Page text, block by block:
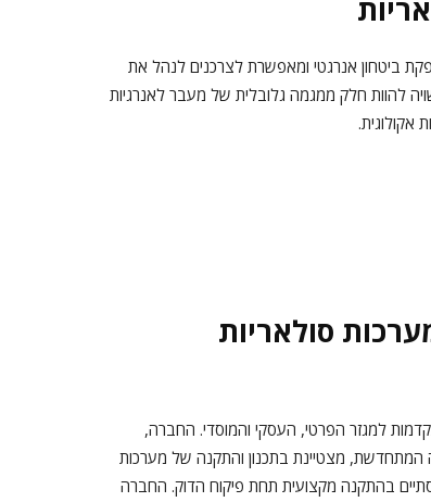
ביטחון אנרגטי ומאפשרת לצרכנים לנהל את
להוות חלק ממגמה גלובלית של מעבר לאנרגיות
אקולוגית.
סולאריות
למגזר הפרטי, העסקי והמוסדי. החברה,
האנרגיה המתחדשת, מצטיינת בתכנון והתקנה של מערכות
בהתקנה מקצועית תחת פיקוח הדוק. החברה